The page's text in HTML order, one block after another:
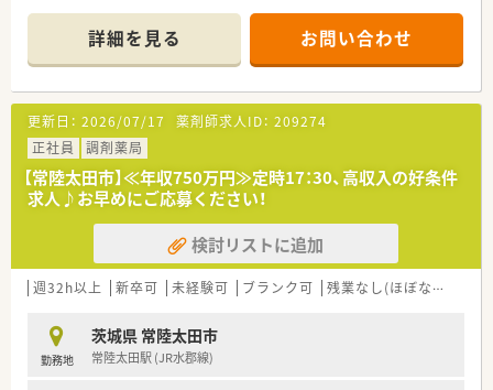
詳細を見る お問い合わせ
更新日： 2026/07/17 薬剤師求人ID： 209274
正社員
調剤薬局
【常陸太田市】≪年収750万円≫定時17：30、高収入の好条件
求人♪お早めにご応募ください！
検討リストに追加
週32h以上 新卒可 未経験可 ブランク可 残業なし(ほぼなし含む)
勤務地
茨城県 常陸太田市
常陸太田駅 (JR水郡線)